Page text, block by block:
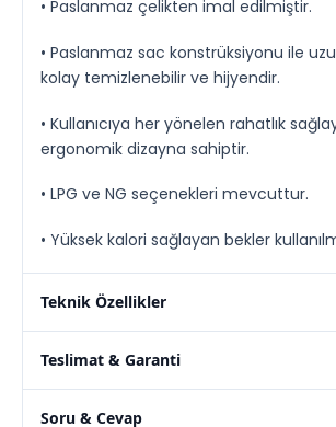
• Paslanmaz çelikten imal edilmiştir.
• Paslanmaz sac konstrüksiyonu ile
kolay temizlenebilir ve hijyendir.
• Kullanıcıya her yönelen rahatlık
ergonomik dizayna sahiptir.
• LPG ve NG seçenekleri mevcuttur.
• Yüksek kalori sağlayan bekler
Teknik Özellikler
Teslimat & Garanti
Soru & Cevap